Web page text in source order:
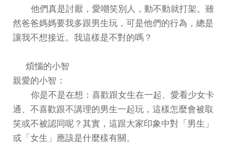
他們真是討厭，愛嘲笑別人，動不動就打架。雖
然爸爸媽媽要我多跟男生玩，可是他們的行為，總是
讓我不想接近。我這樣是不對的嗎？
煩惱的小智
親愛的小智：
你是不是在想：喜歡跟女生在一起、愛看少女卡
通、不喜歡跟不講理的男生一起玩，這樣怎麼會被取
笑或不被認同呢？其實，這跟大家印象中對「男生」
或「女生」應該是什麼樣有關。